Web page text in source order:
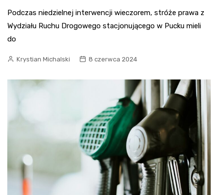
Podczas niedzielnej interwencji wieczorem, stróże prawa z
Wydziału Ruchu Drogowego stacjonującego w Pucku mieli
do
Krystian Michalski 8 czerwca 2024